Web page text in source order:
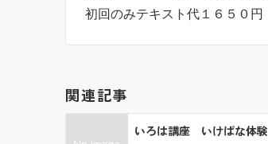
初回のみテキスト代１６５０円
関連記事
いろは講座 いけばな体験